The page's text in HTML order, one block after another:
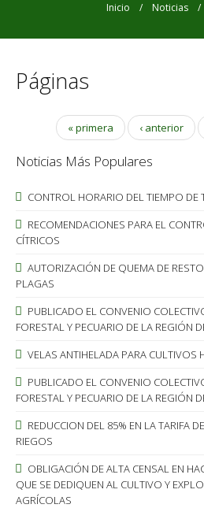
Inicio / Noticias /
Páginas
« primera ‹ anterior
Noticias Más Populares
CONTROL HORARIO DEL TIEMPO DE
RECOMENDACIONES PARA EL
CÍTRICOS
AUTORIZACIÓN DE QUEMA DE
PLAGAS
PUBLICADO EL CONVENIO
FORESTAL Y PECUARIO DE LA REGIÓN
VELAS ANTIHELADA PARA CULTIVOS
PUBLICADO EL CONVENIO
FORESTAL Y PECUARIO DE LA REGIÓN
REDUCCION DEL 85% EN LA TARIFA
RIEGOS
OBLIGACIÓN DE ALTA CENSAL EN
QUE SE DEDIQUEN AL CULTIVO Y
AGRÍCOLAS